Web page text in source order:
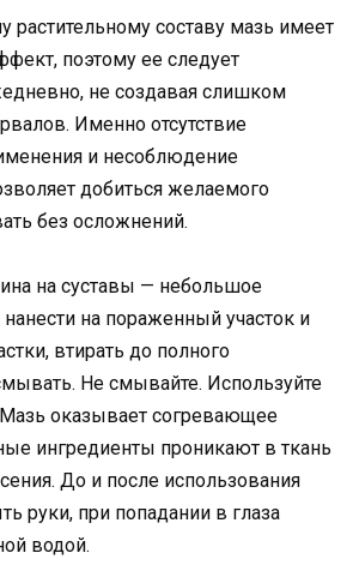
растительному составу мазь имеет
поэтому ее следует
не создавая слишком
Именно отсутствие
и несоблюдение
добиться желаемого
без осложнений.
на суставы — небольшое
на пораженный участок и
втирать до полного
Не смывайте. Используйте
оказывает согревающее
ингредиенты проникают в ткань
До и после использования
руки, при попадании в глаза
водой.